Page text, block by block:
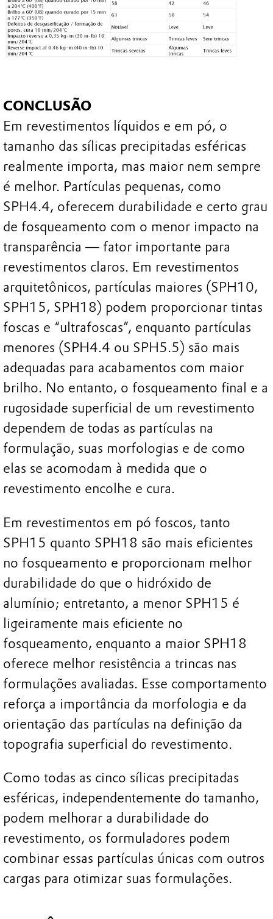
CONCLUSÃO
Em revestimentos líquidos e em pó, o
tamanho das sílicas precipitadas esféricas
realmente importa, mas maior nem sempre
é melhor. Partículas pequenas, como
SPH4.4, oferecem durabilidade e certo grau
de fosqueamento com o menor impacto na
transparência — fator importante para
revestimentos claros. Em revestimentos
arquitetônicos, partículas maiores (SPH10,
SPH15, SPH18) podem proporcionar tintas
foscas e “ultrafoscas”, enquanto partículas
menores (SPH4.4 ou SPH5.5) são mais
adequadas para acabamentos com maior
brilho. No entanto, o fosqueamento final e a
rugosidade superficial de um revestimento
dependem de todas as partículas na
formulação, suas morfologias e de como
elas se acomodam à medida que o
revestimento encolhe e cura.
Em revestimentos em pó foscos, tanto
SPH15 quanto SPH18 são mais eficientes
no fosqueamento e proporcionam melhor
durabilidade do que o hidróxido de
alumínio; entretanto, a menor SPH15 é
ligeiramente mais eficiente no
fosqueamento, enquanto a maior SPH18
oferece melhor resistência a trincas nas
formulações avaliadas. Esse comportamento
reforça a importância da morfologia e da
orientação das partículas na definição da
topografia superficial do revestimento.
Como todas as cinco sílicas precipitadas
esféricas, independentemente do tamanho,
podem melhorar a durabilidade do
revestimento, os formuladores podem
combinar essas partículas únicas com outros
cargas para otimizar suas formulações.